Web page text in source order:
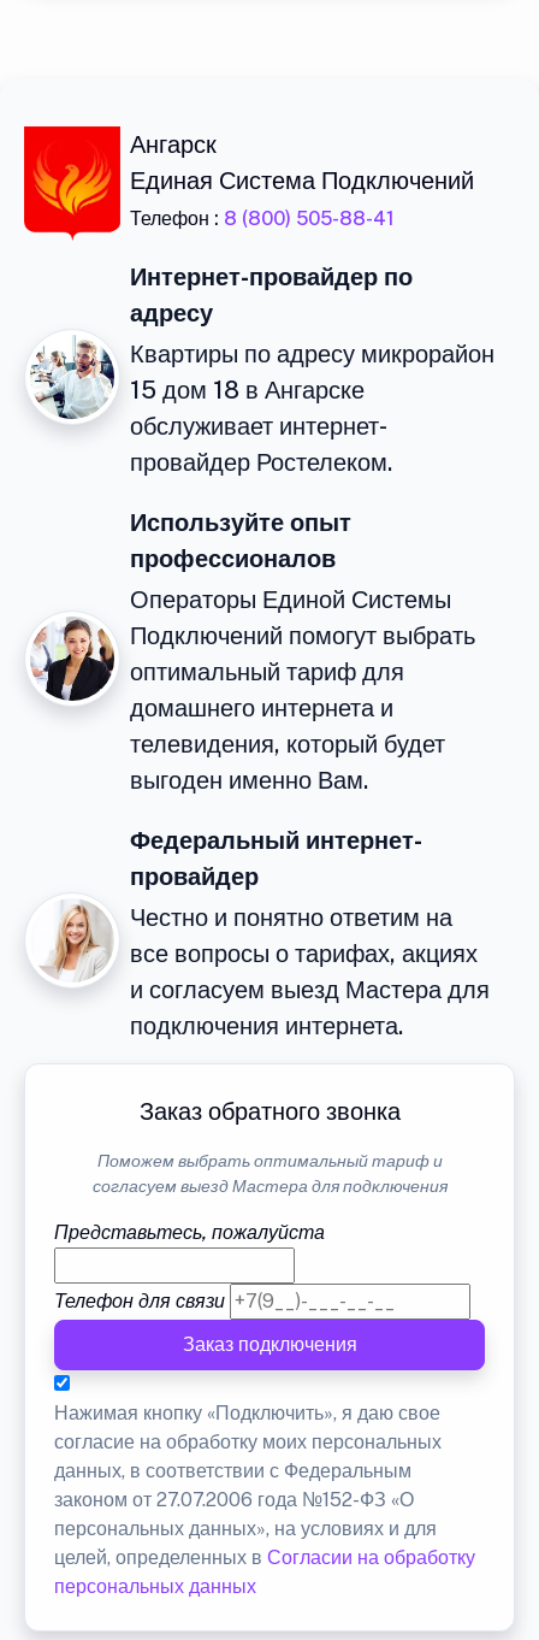
Ангарск
Единая Система Подключений
Телефон : 8 (800) 505-88-41
Интернет-провайдер по
адресу
Квартиры по адресу микрорайон
15 дом 18 в Ангарске
обслуживает интернет-
провайдер Ростелеком.
Используйте опыт
профессионалов
Операторы Единой Системы
Подключений помогут выбрать
оптимальный тариф для
домашнего интернета и
телевидения, который будет
выгоден именно Вам.
Федеральный интернет-
провайдер
Честно и понятно ответим на
все вопросы о тарифах, акциях
и согласуем выезд Мастера для
подключения интернета.
Заказ обратного звонка
Поможем выбрать оптимальный тариф и
согласуем выезд Мастера для подключения
Представьтесь, пожалуйста
Телефон для связи
Заказ подключения
Нажимая кнопку «Подключить», я даю свое
согласие на обработку моих персональных
данных, в соответствии с Федеральным
законом от 27.07.2006 года №152-ФЗ «О
персональных данных», на условиях и для
целей, определенных в Согласии на обработку
персональных данных